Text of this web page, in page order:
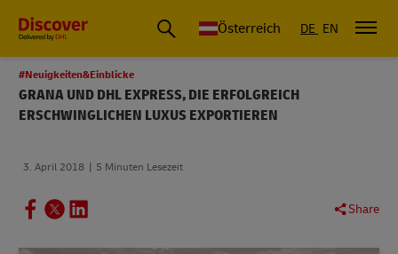
Österreich DE EN
#Neuigkeiten&Einblicke
GRANA UND DHL EXPRESS, DIE ERFOLGREICH
ERSCHWINGLICHEN LUXUS EXPORTIEREN
3. April 2018 5 Minuten Lesezeit
Share